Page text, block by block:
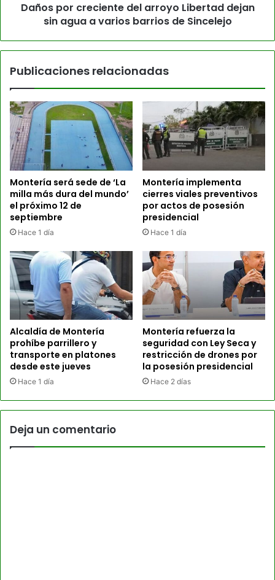
Daños por creciente del arroyo Libertad dejan
sin agua a varios barrios de Sincelejo
Publicaciones relacionadas
Montería será sede de ‘La
milla más dura del mundo’
el próximo 12 de
septiembre
Hace 1 día
Montería implementa
cierres viales preventivos
por actos de posesión
presidencial
Hace 1 día
Alcaldía de Montería
prohíbe parrillero y
transporte en platones
desde este jueves
Hace 1 día
Montería refuerza la
seguridad con Ley Seca y
restricción de drones por
la posesión presidencial
Hace 2 días
Deja un comentario